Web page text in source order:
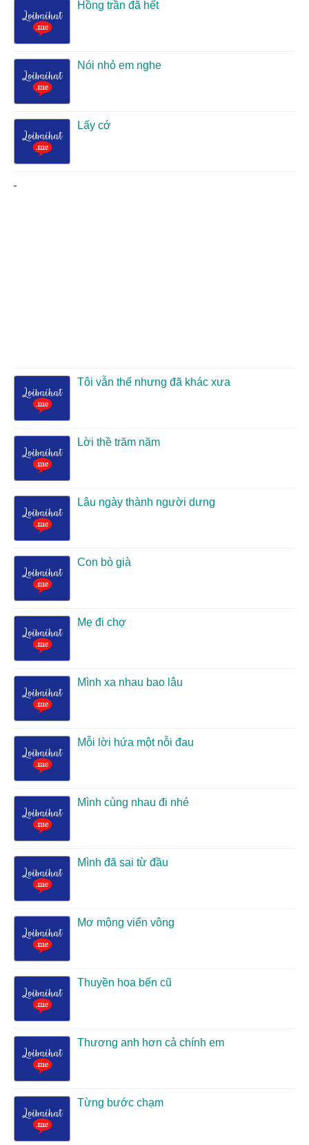
Hồng trần đã hết
Nói nhỏ em nghe
Lấy cớ
Tôi vẫn thế nhưng đã khác xưa
Lời thề trăm năm
Lâu ngày thành người dưng
Con bò già
Mẹ đi chợ
Mình xa nhau bao lâu
Mỗi lời hứa một nỗi đau
Mình cùng nhau đi nhé
Mình đã sai từ đầu
Mơ mộng viển vông
Thuyền hoa bến cũ
Thương anh hơn cả chính em
Từng bước chạm